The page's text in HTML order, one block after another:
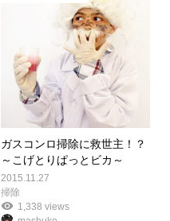
ガスコンロ掃除に救世主！？
～こげとりぱっとビカ～
2015.11.27
掃除
1,338 views